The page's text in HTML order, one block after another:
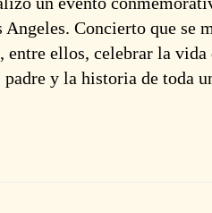
Concierto que se
ellos, celebrar la vida
y la historia de toda